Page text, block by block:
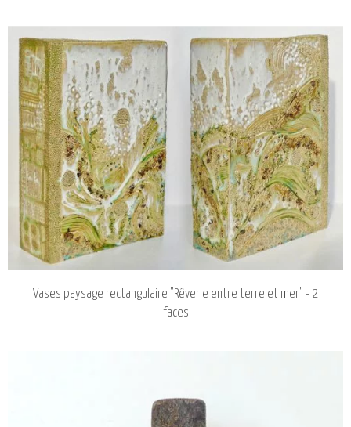
Vases paysage rectangulaire "Rêverie entre terre et mer" - 2
faces